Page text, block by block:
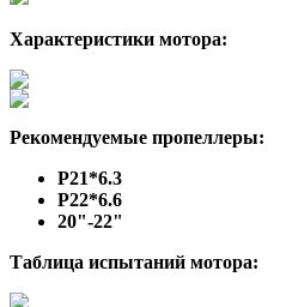
Характеристики мотора:
Рекомендуемые пропеллеры:
P21*6.3
P22*6.6
20"-22"
Таблица испытаний мотора: